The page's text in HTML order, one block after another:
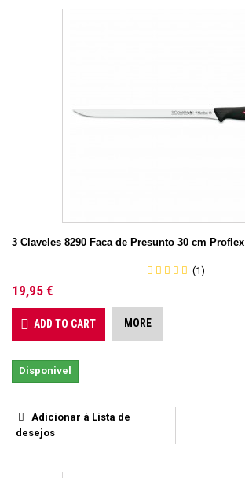
3 Claveles 8290 Faca de Presunto 30 cm Proflex
(1)
19,95 €
ADD TO CART MORE
Disponivel
Adicionar à Lista de
desejos